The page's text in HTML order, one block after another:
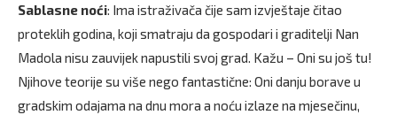
Sablasne noći: Ima istraživača čije sam izvještaje čitao
proteklih godina, koji smatraju da gospodari i graditelji Nan
Madola nisu zauvijek napustili svoj grad. Kažu – Oni su još tu!
Njihove teorije su više nego fantastične: Oni danju borave u
gradskim odajama na dnu mora a noću izlaze na mjesečinu,